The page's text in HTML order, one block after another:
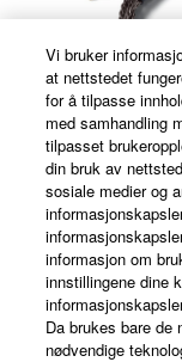
Vi bruker
at nettstedet
for å tilpasse
med samhandling
tilpasset
din bruk av
sosiale medier og
informasjon om
innstillingene dine
Da brukes bare de
nødvendige